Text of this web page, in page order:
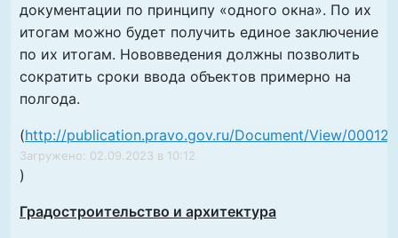
документации по принципу «одного окна». По их
итогам можно будет получить единое заключение
по их итогам. Нововведения должны позволить
сократить сроки ввода объектов примерно на
полгода.
(http://publication.pravo.gov.ru/Document/View/
Загружено: 02.09.2023 в 10:12
)
Градостроительство и архитектура